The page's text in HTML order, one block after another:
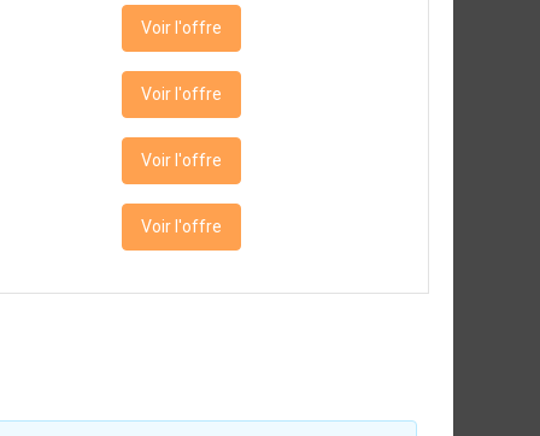
Voir l'offre
Voir l'offre
Voir l'offre
Voir l'offre